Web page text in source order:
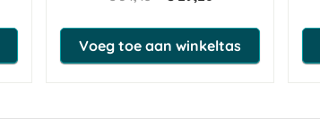
Voeg toe aan winkeltas